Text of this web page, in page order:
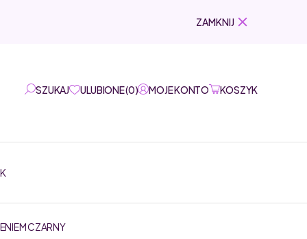
ZAMKNIJ
SZUKAJ ULUBIONE(0) MOJE KONTO KOSZYK
CZARNY